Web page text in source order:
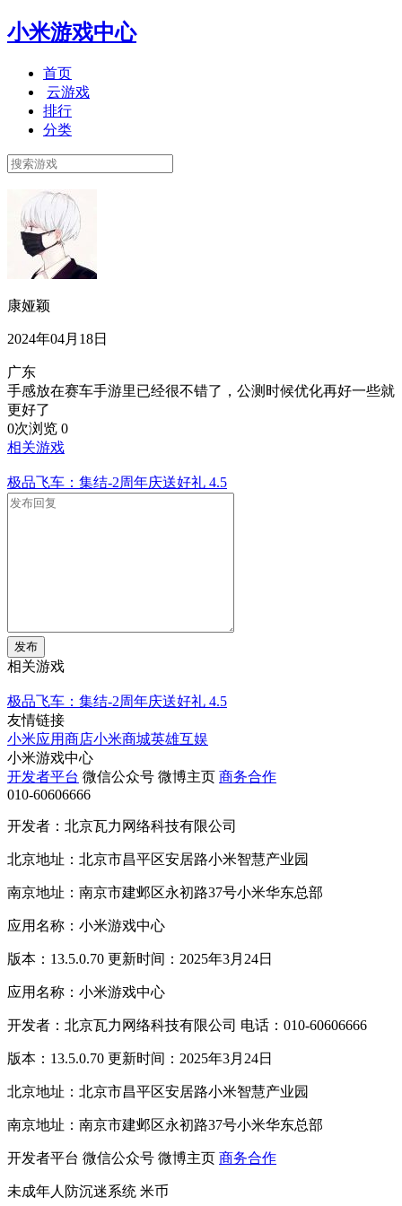
小米游戏中心
首页
云游戏
排行
分类
康娅颖
2024年04月18日
广东
手感放在赛车手游里已经很不错了，公测时候优化再好一些就
更好了
0次浏览 0
相关游戏
极品飞车：集结-2周年庆送好礼 4.5
发布
相关游戏
极品飞车：集结-2周年庆送好礼 4.5
友情链接
小米应用商店小米商城英雄互娱
小米游戏中心
开发者平台 微信公众号 微博主页 商务合作
010-60606666
开发者：北京瓦力网络科技有限公司
北京地址：北京市昌平区安居路小米智慧产业园
南京地址：南京市建邺区永初路37号小米华东总部
应用名称：小米游戏中心
版本：13.5.0.70 更新时间：2025年3月24日
应用名称：小米游戏中心
开发者：北京瓦力网络科技有限公司 电话：010-60606666
版本：13.5.0.70 更新时间：2025年3月24日
北京地址：北京市昌平区安居路小米智慧产业园
南京地址：南京市建邺区永初路37号小米华东总部
开发者平台 微信公众号 微博主页 商务合作
未成年人防沉迷系统 米币